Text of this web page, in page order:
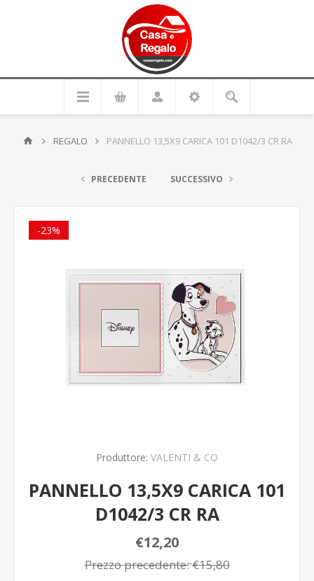
REGALO PANNELLO 13,5X9 CARICA 101 D1042/3 CR RA
PRECEDENTE SUCCESSIVO
-23%
Produttore: VALENTI & CO
PANNELLO 13,5X9 CARICA 101
D1042/3 CR RA
€12,20
Prezzo precedente:€15,80